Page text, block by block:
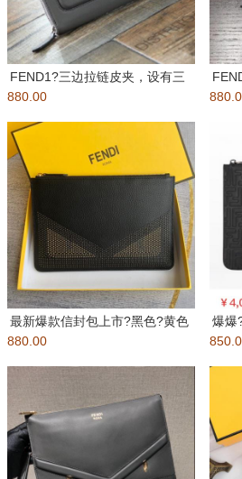
FEND1?三边拉链皮夹，设有三
个接档式隔层。灰色光滑小牛皮
880.00
包男
最新爆款信封包上市?黑色?黄色
铆钉设计，独特的时尚风格，完
880.00
爆爆
迪》